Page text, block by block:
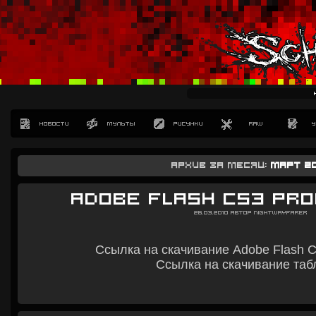
Архив за месяц: Март
Adobe Flash CS3
26.03.2010 Автор Nightwayfarer
Ссылка на скачивание Adobe Flash
Ссылка на скачивание